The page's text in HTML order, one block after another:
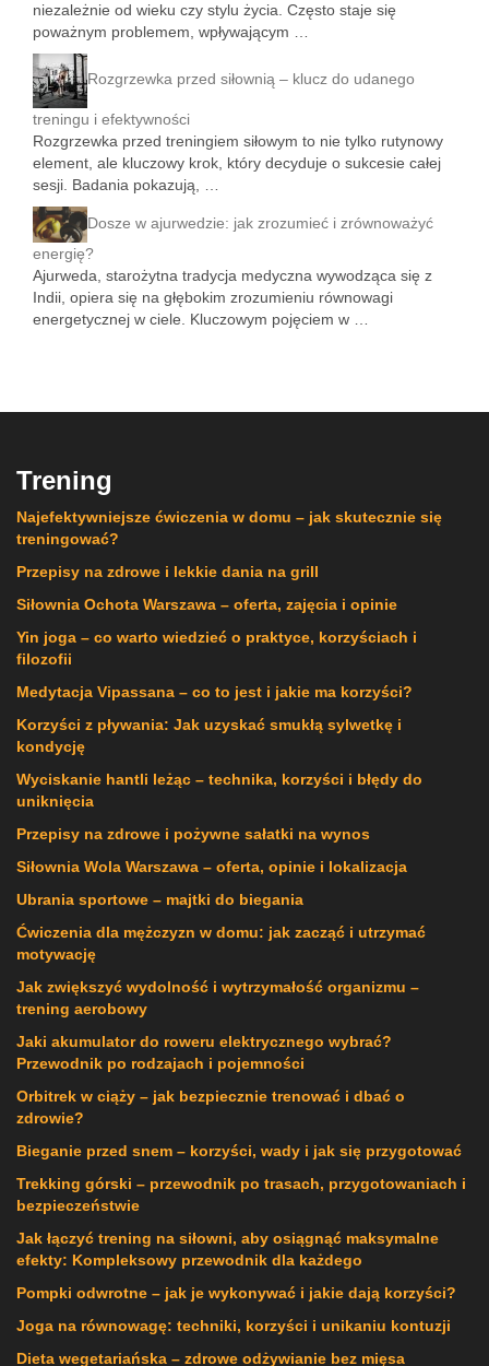
niezależnie od wieku czy stylu życia. Często staje się
poważnym problemem, wpływającym …
Rozgrzewka przed siłownią – klucz do udanego
treningu i efektywności
Rozgrzewka przed treningiem siłowym to nie tylko rutynowy
element, ale kluczowy krok, który decyduje o sukcesie całej
sesji. Badania pokazują, …
Dosze w ajurwedzie: jak zrozumieć i zrównoważyć
energię?
Ajurweda, starożytna tradycja medyczna wywodząca się z
Indii, opiera się na głębokim zrozumieniu równowagi
energetycznej w ciele. Kluczowym pojęciem w …
Trening
Najefektywniejsze ćwiczenia w domu – jak skutecznie się
treningować?
Przepisy na zdrowe i lekkie dania na grill
Siłownia Ochota Warszawa – oferta, zajęcia i opinie
Yin joga – co warto wiedzieć o praktyce, korzyściach i
filozofii
Medytacja Vipassana – co to jest i jakie ma korzyści?
Korzyści z pływania: Jak uzyskać smukłą sylwetkę i
kondycję
Wyciskanie hantli leżąc – technika, korzyści i błędy do
uniknięcia
Przepisy na zdrowe i pożywne sałatki na wynos
Siłownia Wola Warszawa – oferta, opinie i lokalizacja
Ubrania sportowe – majtki do biegania
Ćwiczenia dla mężczyzn w domu: jak zacząć i utrzymać
motywację
Jak zwiększyć wydolność i wytrzymałość organizmu –
trening aerobowy
Jaki akumulator do roweru elektrycznego wybrać?
Przewodnik po rodzajach i pojemności
Orbitrek w ciąży – jak bezpiecznie trenować i dbać o
zdrowie?
Bieganie przed snem – korzyści, wady i jak się przygotować
Trekking górski – przewodnik po trasach, przygotowaniach i
bezpieczeństwie
Jak łączyć trening na siłowni, aby osiągnąć maksymalne
efekty: Kompleksowy przewodnik dla każdego
Pompki odwrotne – jak je wykonywać i jakie dają korzyści?
Joga na równowagę: techniki, korzyści i unikaniu kontuzji
Dieta wegetariańska – zdrowe odżywianie bez mięsa